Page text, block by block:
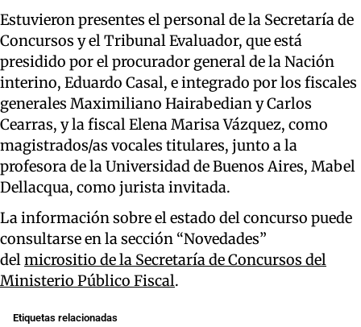
Estuvieron presentes el personal de la Secretaría de
Concursos y el Tribunal Evaluador, que está
presidido por el procurador general de la Nación
interino, Eduardo Casal, e integrado por los fiscales
generales Maximiliano Hairabedian y Carlos
Cearras, y la fiscal Elena Marisa Vázquez, como
magistrados/as vocales titulares, junto a la
profesora de la Universidad de Buenos Aires, Mabel
Dellacqua, como jurista invitada.
La información sobre el estado del concurso puede
consultarse en la sección “Novedades”
delmicrositio de la Secretaría de Concursos del
Ministerio Público Fiscal.
Etiquetas relacionadas